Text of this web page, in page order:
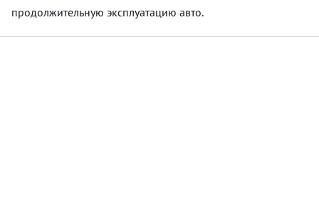
продолжительную эксплуатацию авто.